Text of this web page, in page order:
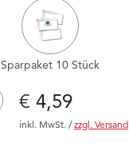
Sparpaket 10 Stück
Preis: € 4,59
€ 4,59
inkl. MwSt. /zzgl. Versand